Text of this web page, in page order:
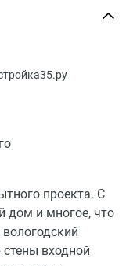
проекта. С
дом и многое, что
входной